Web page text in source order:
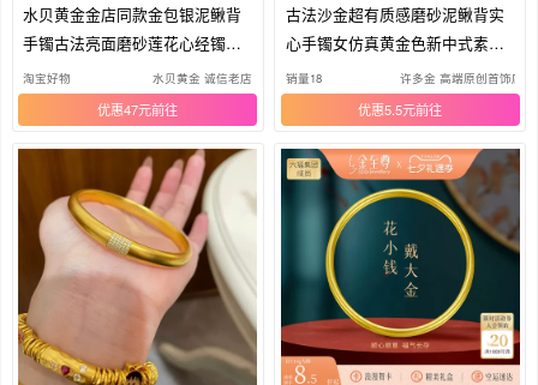
水贝黄金金店同款金包银泥鳅背
手镯古法亮面磨砂莲花心经镯子
女
淘宝好物 水贝黄金 诚信老店
优惠47元
古法沙金超有质感磨砂泥鳅背实
心手镯女仿真黄金色新中式素圈
镯子
销量18 许多金 高端原创首饰店
优惠5.5元